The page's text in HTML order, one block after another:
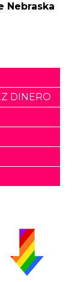
Nebraska
DINERO